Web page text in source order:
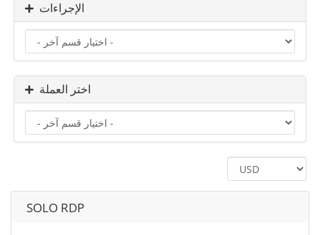
الإجراءات
اختر العملة
SOLO RDP